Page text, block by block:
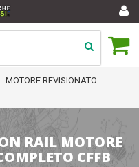
REVISIONATO
RAIL MOTORE
CFFB